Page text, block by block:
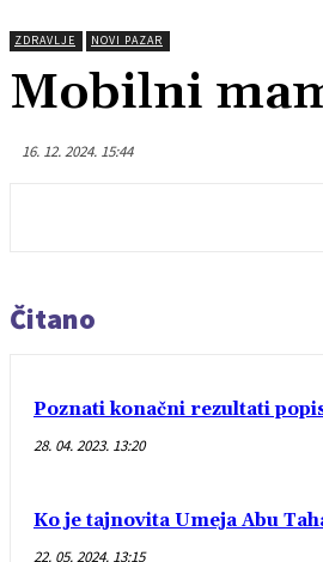
ZDRAVLJE NOVI PAZAR
Mobilni
16. 12. 2024. 15:44
Čitano
Poznati konačni rezultati
28. 04. 2023. 13:20
Ko je tajnovita Umeja Abu
22. 05. 2024. 13:15